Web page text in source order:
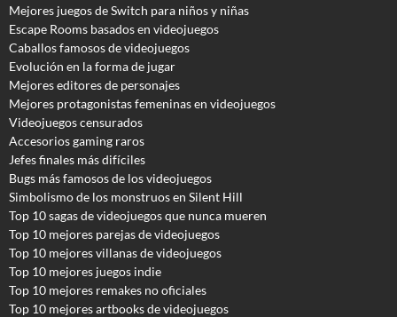
Mejores juegos de Switch para niños y niñas
Escape Rooms basados en videojuegos
Caballos famosos de videojuegos
Evolución en la forma de jugar
Mejores editores de personajes
Mejores protagonistas femeninas en videojuegos
Videojuegos censurados
Accesorios gaming raros
Jefes finales más difíciles
Bugs más famosos de los videojuegos
Simbolismo de los monstruos en Silent Hill
Top 10 sagas de videojuegos que nunca mueren
Top 10 mejores parejas de videojuegos
Top 10 mejores villanas de videojuegos
Top 10 mejores juegos indie
Top 10 mejores remakes no oficiales
Top 10 mejores artbooks de videojuegos